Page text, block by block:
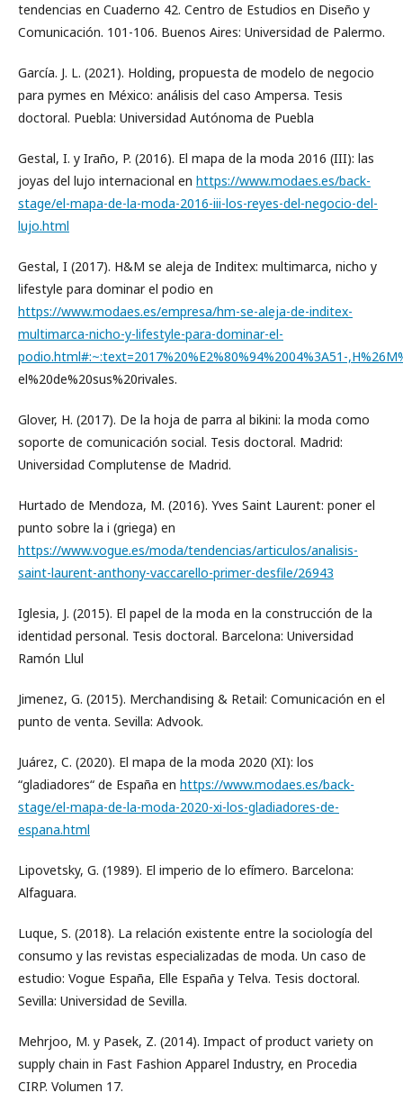
tendencias en Cuaderno 42. Centro de Estudios en Diseño y
Comunicación. 101-106. Buenos Aires: Universidad de Palermo.
García. J. L. (2021). Holding, propuesta de modelo de negocio
para pymes en México: análisis del caso Ampersa. Tesis
doctoral. Puebla: Universidad Autónoma de Puebla
Gestal, I. y Iraño, P. (2016). El mapa de la moda 2016 (III): las
joyas del lujo internacional en https://www.modaes.es/back-
stage/el-mapa-de-la-moda-2016-iii-los-reyes-del-negocio-del-
lujo.html
Gestal, I (2017). H&M se aleja de Inditex: multimarca, nicho y
lifestyle para dominar el podio en
https://www.modaes.es/empresa/hm-se-aleja-de-inditex-
multimarca-nicho-y-lifestyle-para-dominar-el-
podio.html#:~:text=2017%20%E2%80%94%2004%3A51-
el%20de%20sus%20rivales.
Glover, H. (2017). De la hoja de parra al bikini: la moda como
soporte de comunicación social. Tesis doctoral. Madrid:
Universidad Complutense de Madrid.
Hurtado de Mendoza, M. (2016). Yves Saint Laurent: poner el
punto sobre la i (griega) en
https://www.vogue.es/moda/tendencias/articulos/analisis-
saint-laurent-anthony-vaccarello-primer-desfile/26943
Iglesia, J. (2015). El papel de la moda en la construcción de la
identidad personal. Tesis doctoral. Barcelona: Universidad
Ramón Llul
Jimenez, G. (2015). Merchandising & Retail: Comunicación en el
punto de venta. Sevilla: Advook.
Juárez, C. (2020). El mapa de la moda 2020 (XI): los
“gladiadores“ de España en https://www.modaes.es/back-
stage/el-mapa-de-la-moda-2020-xi-los-gladiadores-de-
espana.html
Lipovetsky, G. (1989). El imperio de lo efímero. Barcelona:
Alfaguara.
Luque, S. (2018). La relación existente entre la sociología del
consumo y las revistas especializadas de moda. Un caso de
estudio: Vogue España, Elle España y Telva. Tesis doctoral.
Sevilla: Universidad de Sevilla.
Mehrjoo, M. y Pasek, Z. (2014). Impact of product variety on
supply chain in Fast Fashion Apparel Industry, en Procedia
CIRP. Volumen 17.